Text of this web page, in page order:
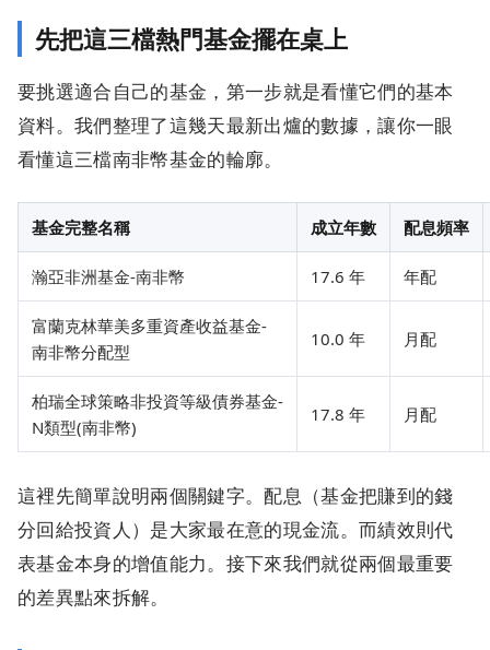
先把這三檔熱門基金擺在桌上
要挑選適合自己的基金，第一步就是看懂它們的基本
資料。我們整理了這幾天最新出爐的數據，讓你一眼
看懂這三檔南非幣基金的輪廓。
基金完整名稱 成立年數 配息頻率
瀚亞非洲基金-南非幣 17.6 年 年配
富蘭克林華美多重資產收益基金-
南非幣分配型
10.0 年 月配
柏瑞全球策略非投資等級債券基金-
N類型(南非幣)
17.8 年 月配
這裡先簡單說明兩個關鍵字。配息（基金把賺到的錢
分回給投資人）是大家最在意的現金流。而績效則代
表基金本身的增值能力。接下來我們就從兩個最重要
的差異點來拆解。